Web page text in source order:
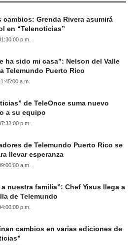
cambios: Grenda Rivera asumirá
en “Telenoticias”
p.m.
ha sido mi casa”: Nelson del Valle
Telemundo Puerto Rico
a.m.
de TeleOnce suma nuevo
a su equipo
p.m.
de Telemundo Puerto Rico se
llevar esperanza
a.m.
a nuestra familia”: Chef Yisus llega a
de Telemundo
p.m.
cambios en varias ediciones de